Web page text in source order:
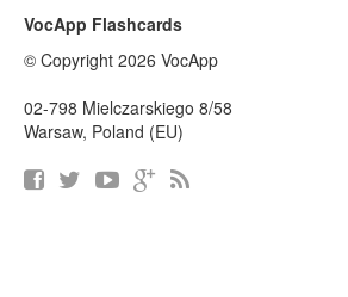
VocApp Flashcards
© Copyright 2026 VocApp
02-798 Mielczarskiego 8/58
Warsaw, Poland (EU)